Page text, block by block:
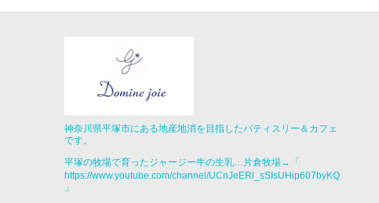
神奈川県平塚市にある地産地消を目指したパティスリー＆カフェ
です。
平塚の牧場で育ったジャージー牛の生乳…片倉牧場→「
https://www.youtube.com/channel/UCnJeERl_sSIsUHip607byKQ
」